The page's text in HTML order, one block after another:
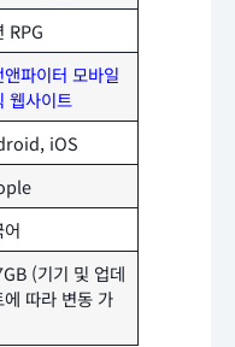
RPG
앤파이터 모바일
웹사이트
iOS
(기기 및 업데
에 따라 변동 가